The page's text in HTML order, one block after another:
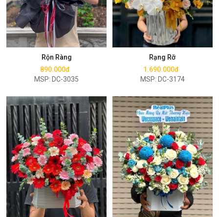
Rộn Ràng
890.000đ
MSP: DC-3035
Mua ngay
Rạng Rỡ
1.690.000đ
MSP: DC-3174
Mua ngay
Mua ngay Mua ngay